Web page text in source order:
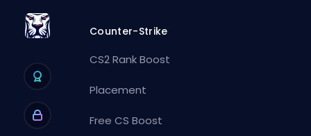
Counter-Strike
CS2 Rank Boost
Placement
Free CS Boost